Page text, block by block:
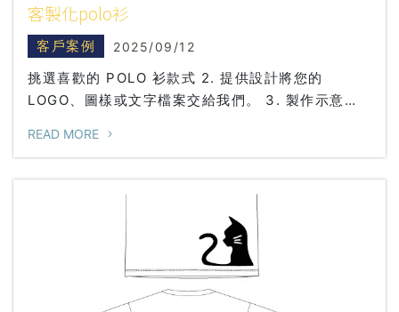
客製化polo衫
客戶案例 2025/09/12
挑選喜歡的 POLO 衫款式 2. 提供設計將您的
LOGO、圖樣或文字檔案交給我們。 3. 製作示意
設計套用至服飾，製作專屬示意圖給您確認。 4. 建
印製方式後，提供正式報價單 6. 開始生產報價確認
後立即安排生產，確保交期準時
READ MORE